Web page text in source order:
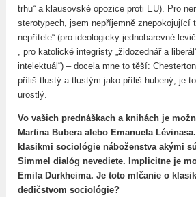
trhu“ a klausovské opozice proti EU). Pro
sterotypech, jsem nepříjemně znepokojující
nepřítele“ (pro ideologicky jednobarevné
, pro katolické integristy „židozednář a
intelektuál“) – docela mne to těší:
příliš tlustý a tlustým jako příliš hubený, je
urostlý.
Vo vašich prednáškach a knihách je
Martina Bubera alebo Emanuela
klasikmi sociológie náboženstva akými
Simmel dialóg nevediete. Implicitne je
Emila Durkheima. Je toto mlčanie o
dedičstvom sociológie?